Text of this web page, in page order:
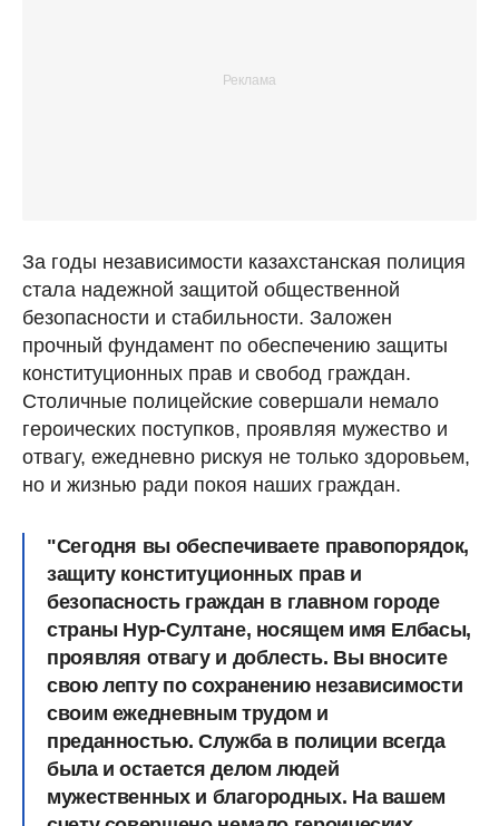
За годы независимости казахстанская полиция
стала надежной защитой общественной
безопасности и стабильности. Заложен
прочный фундамент по обеспечению защиты
конституционных прав и свобод граждан.
Столичные полицейские совершали немало
героических поступков, проявляя мужество и
отвагу, ежедневно рискуя не только здоровьем,
но и жизнью ради покоя наших граждан.
"Сегодня вы обеспечиваете правопорядок,
защиту конституционных прав и
безопасность граждан в главном городе
страны Нур-Султане, носящем имя Елбасы,
проявляя отвагу и доблесть. Вы вносите
свою лепту по сохранению независимости
своим ежедневным трудом и
преданностью. Служба в полиции всегда
была и остается делом людей
мужественных и благородных. На вашем